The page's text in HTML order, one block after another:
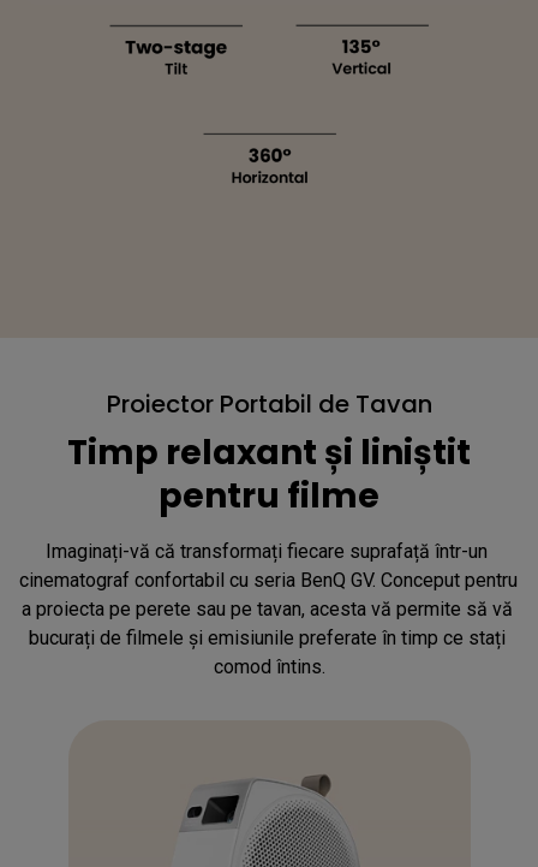
Proiector Portabil de Tavan
Timp relaxant și liniștit
pentru filme
Imaginați-vă că transformați fiecare suprafață într-un
cinematograf confortabil cu seria BenQ GV. Conceput pentru
a proiecta pe perete sau pe tavan, acesta vă permite să vă
bucurați de filmele și emisiunile preferate în timp ce stați
comod întins.